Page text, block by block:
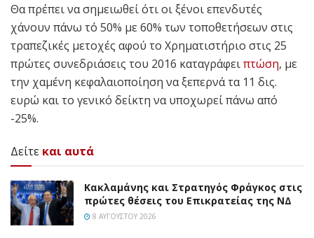
Θα πρέπει να σημειωθεί ότι οι ξένοι επενδυτές
χάνουν πάνω τό 50% με 60% των τοποθετήσεων στις
τραπεζικές μετοχές αφού το Χρηματιστήριο στις 25
πρώτες συνεδριάσεις του 2016 καταγράφειπτώση, με
την χαμένη κεφαλαιοποίηση να ξεπερνά τα 11 δις.
ευρώ και το γενικό δείκτη να υποχωρεί πάνω από
-25%.
Δείτε και αυτά
Κακλαμάνης και Στρατηγός Φράγκος στις
πρώτες θέσεις του Επικρατείας της ΝΔ
8 ΑΥΓΟΎΣΤΟΥ 2026